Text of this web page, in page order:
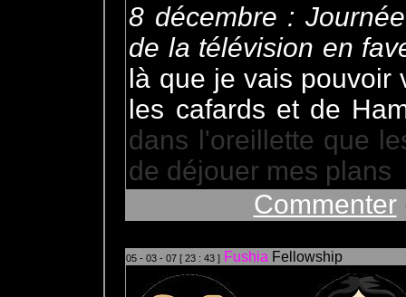
8 décembre :
de la télévision en
là que je vais pouvoir
les cafards et de
dans l'oreillette que
de déjouer mes plans
Commenter
05 - 03 - 07 [ 23 : 43 ] Fushia Fellowship